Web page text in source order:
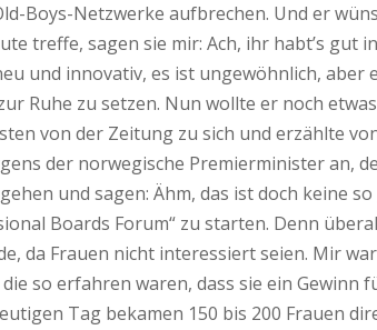
Boys-Netzwerke aufbrechen. Und er
treffe, sagen sie mir: Ach, ihr habt’s
und innovativ, es ist ungewöhnlich,
Ruhe zu setzen. Nun wollte er noch
von der Zeitung zu sich und erzählte
der norwegische Premierminister an,
und sagen: Ähm, das ist doch keine
Boards Forum“ zu starten. Denn
da Frauen nicht interessiert seien. Mir
so erfahren waren, dass sie ein Gewinn
Tag bekamen 150 bis 200 Frauen